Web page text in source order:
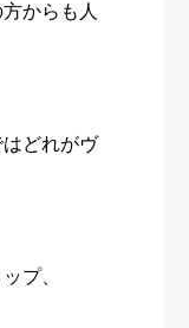
からも人
どれがヴ
プ、